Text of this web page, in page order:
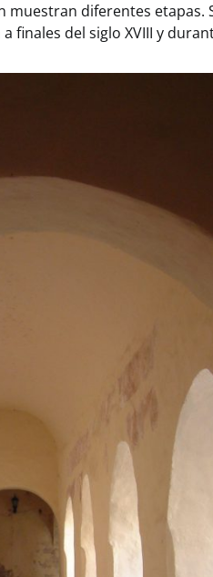
muestran diferentes etapas.
del siglo XVIII y